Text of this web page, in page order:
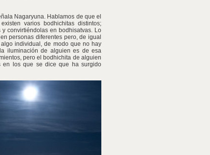
Nagaryuna. Hablamos de que el
varios bodhichitas distintos;
convirtiéndolas en bodhisatvas. Lo
personas diferentes pero, de igual
individual, de modo que no hay
iluminación de alguien es de esa
pero el bodhichita de alguien
en los que se dice que ha surgido